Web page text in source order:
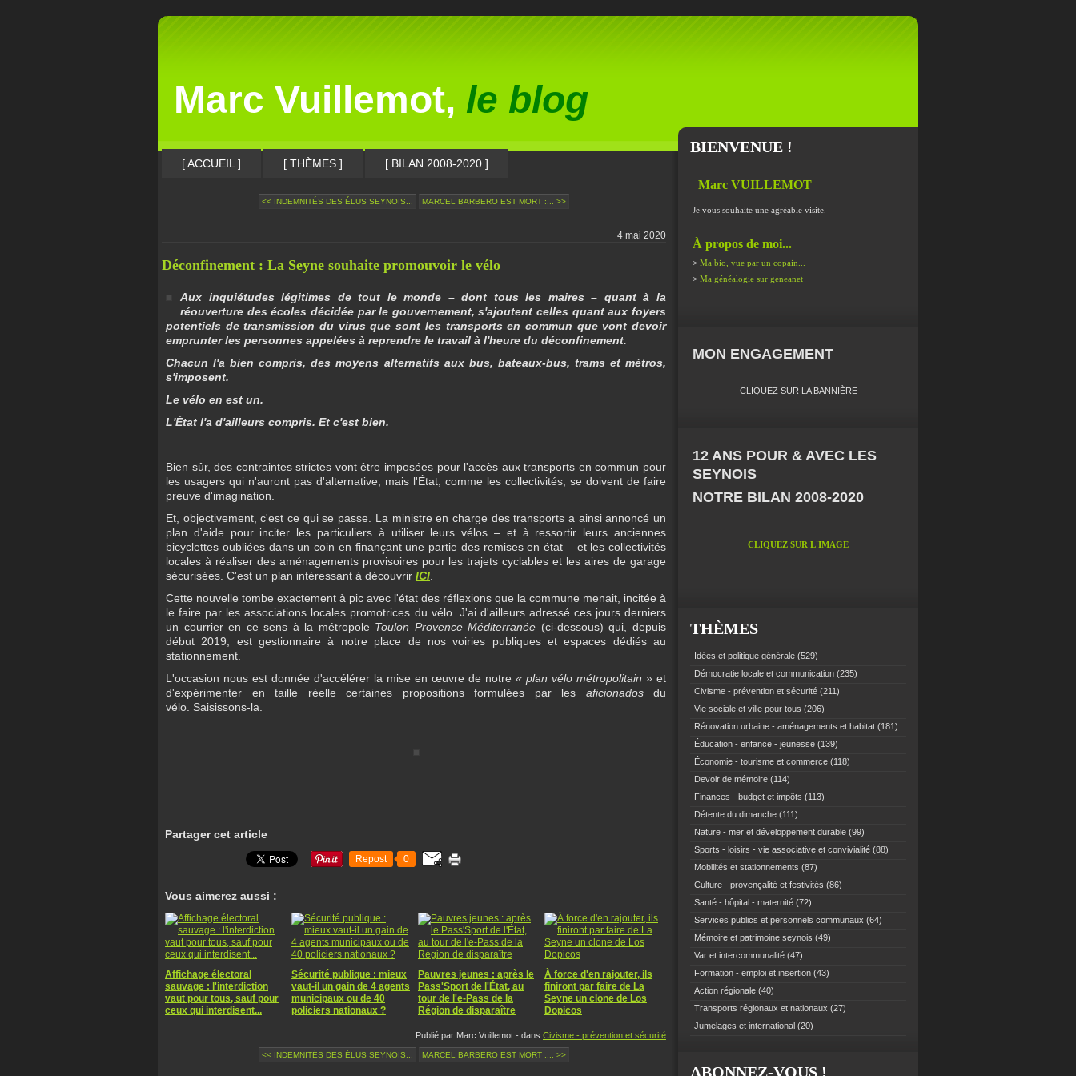
Marc Vuillemot, le blog
[ ACCUEIL ] [ THÈMES ] [ BILAN 2008-2020 ]
<< INDEMNITÉS DES ÉLUS SEYNOIS... MARCEL BARBERO EST MORT :... >>
4 mai 2020
Déconfinement : La Seyne souhaite promouvoir le vélo
Aux inquiétudes légitimes de tout le monde – dont tous les maires – quant à la
réouverture des écoles décidée par le gouvernement, s'ajoutent celles quant aux foyers
potentiels de transmission du virus que sont les transports en commun que vont devoir
emprunter les personnes appelées à reprendre le travail à l'heure du déconfinement.
Chacun l'a bien compris, des moyens alternatifs aux bus, bateaux-bus, tramset métros,
s'imposent.
Le vélo en est un.
L'État l'a d'ailleurs compris. Et c'est bien.
Bien sûr, des contraintes strictes vont être imposées pour l'accès aux transports en commun pour
les usagers qui n'auront pas d'alternative, mais l'État, comme les collectivités, se doivent de faire
preuve d'imagination.
Et, objectivement, c'est ce qui se passe. La ministre en charge des transports a ainsi annoncé un
plan d'aide pour inciter les particuliers à utiliser leurs vélos – et à ressortir leurs anciennes
bicyclettes oubliées dans un coin en finançant une partie des remises en état – et les collectivités
locales à réaliser des aménagements provisoires pour les trajets cyclables et les aires de garage
sécurisées. C'est un plan intéressant à découvrir ICI
Cette nouvelle tombe exactement à pic avec l'état des réflexions que la commune menait, incitée à
le faire par les associations locales promotrices du vélo. J'ai d'ailleurs adressé ces jours derniers
un courrier en ce sens à la métropole Toulon Provence Méditerranée (ci-dessous) qui, depuis
début 2019, est gestionnaire à notre place de nos voiries publiques et espaces dédiés au
stationnement.
L'occasion nous est donnée d'accélérer la mise en œuvre de notre « plan vélo métropolitain » et
d'expérimenter en taille réelle certaines propositions formulées par les aficionadosdu
vélo. Saisissons-la.
Partager cet article
Repost 0
Vous aimerez aussi :
Affichage électoral
sauvage : l'interdiction
vaut pour tous, sauf pour
ceux qui interdisent...
Sécurité publique : mieux
vaut-il un gain de 4 agents
municipaux ou de 40
policiers nationaux ?
Pauvres jeunes : après le
Pass'Sport de l'État, au
tour de l'e-Pass de la
Région de disparaître
À force d'en rajouter, ils
finiront par faire de La
Seyne un clone de Los
Dopicos
Publié par Marc Vuillemot - dans Civisme - prévention et sécurité
<< INDEMNITÉS DES ÉLUS SEYNOIS... MARCEL BARBERO EST MORT :... >>
BIENVENUE !
Marc VUILLEMOT
Je vous souhaite une agréable visite.
À propos de moi...
> Ma bio, vue par un copain...
> Ma généalogie sur geneanet
MON ENGAGEMENT
CLIQUEZ SUR LA BANNIÈRE
12 ANS POUR & AVEC LES
SEYNOIS
NOTRE BILAN 2008-2020
CLIQUEZ SUR L'IMAGE
THÈMES
Idées et politique générale (529)
Démocratie locale et communication (235)
Civisme - prévention et sécurité (211)
Vie sociale et ville pour tous (206)
Rénovation urbaine - aménagements et habitat (181)
Éducation - enfance - jeunesse (139)
Économie - tourisme et commerce (118)
Devoir de mémoire (114)
Finances - budget et impôts (113)
Détente du dimanche (111)
Nature - mer et développement durable (99)
Sports - loisirs - vie associative et convivialité (88)
Mobilités et stationnements (87)
Culture - provençalité et festivités (86)
Santé - hôpital - maternité (72)
Services publics et personnels communaux (64)
Mémoire et patrimoine seynois (49)
Var et intercommunalité (47)
Formation - emploi et insertion (43)
Action régionale (40)
Transports régionaux et nationaux (27)
Jumelages et international (20)
ABONNEZ-VOUS !